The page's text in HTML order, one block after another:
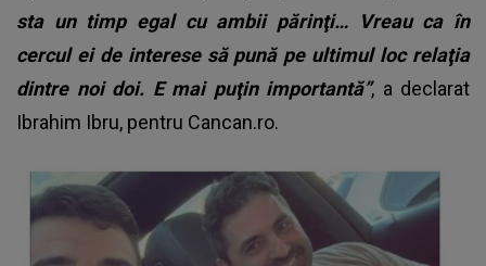
sta un timp egal cu ambii părinţi… Vreau ca în
cercul ei de interese să pună pe ultimul loc relaţia
dintre noi doi. E mai puţin importantă”, a declarat
Ibrahim Ibru, pentru Cancan.ro.